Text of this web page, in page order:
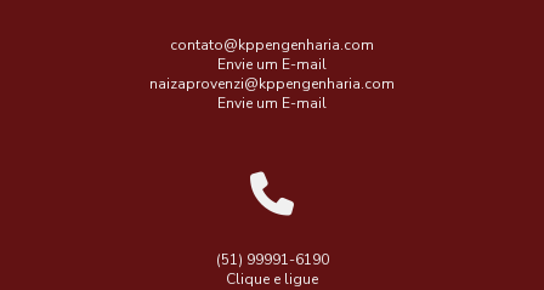
contato@kppengenharia.com
Envie um E-mail
naizaprovenzi@kppengenharia.com
Envie um E-mail
(51) 99991-6190
Clique e ligue